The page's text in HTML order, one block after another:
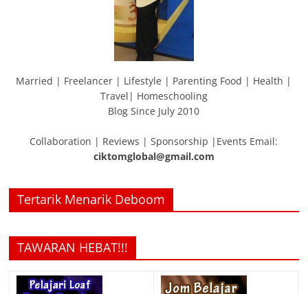
Married | Freelancer | Lifestyle | Parenting Food | Health |
Travel| Homeschooling
Blog Since July 2010
Collaboration | Reviews | Sponsorship |Events Email:
ciktomglobal@gmail.com
Tertarik Menarik Deboom
TAWARAN HEBAT!!!